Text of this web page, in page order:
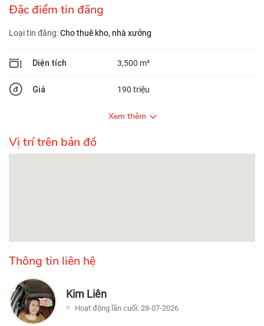
Đặc điểm tin đăng
Loại tin đăng:Cho thuê kho, nhà xưởng
Diện tích 3,500 m²
Giá 190 triệu
Xem thêm
Vị trí trên bản đồ
Thông tin liên hệ
Kim Liên
Hoạt động lần cuối: 28-07-2026